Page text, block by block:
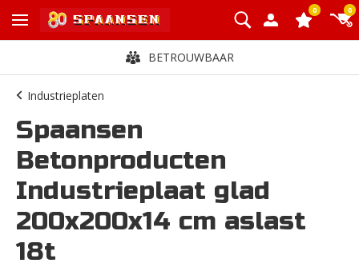
0 0
BETROUWBAAR
Industrieplaten
Spaansen
Betonproducten
Industrieplaat glad
200x200x14 cm aslast
18t